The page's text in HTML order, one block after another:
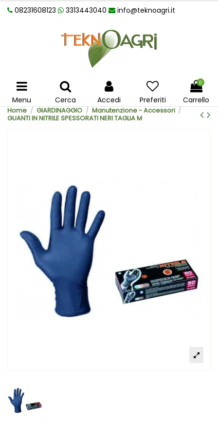
08231608123 3313443040 info@teknoagri.it
Menu Cerca Accedi Preferiti
0
Carrello
Home GIARDINAGGIO
Manutenzione - Accessori
GUANTI IN NITRILE SPESSORATI NERI TAGLIA M